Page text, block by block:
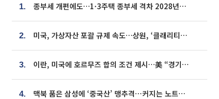
1. 종부세 개편에도…1·3주택 종부세 격차 2028년부터 확대
2. 미국, 가상자산 포괄 규제 속도…상원, ‘클래리티법’ 9월 절차투표 추진
3. 이란, 미국에 호르무즈 합의 조건 제시…美 “경기 아직 안 끝나” [종합]
4. 맥북 품은 삼성에 ‘중국산’ 맹추격⋯커지는 노트북 OLED 시장